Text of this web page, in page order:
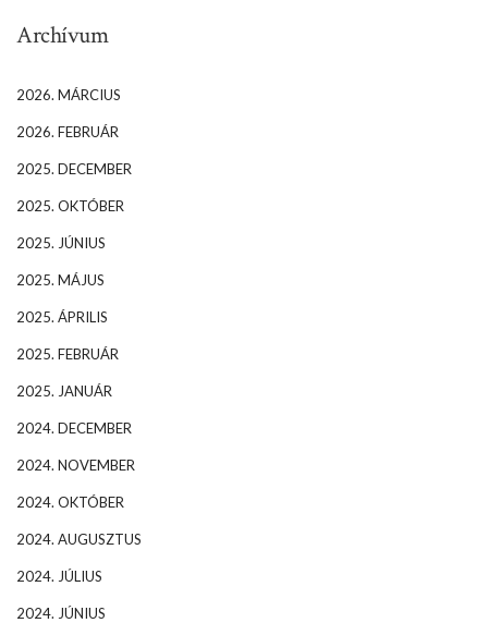
Archívum
2026. MÁRCIUS
2026. FEBRUÁR
2025. DECEMBER
2025. OKTÓBER
2025. JÚNIUS
2025. MÁJUS
2025. ÁPRILIS
2025. FEBRUÁR
2025. JANUÁR
2024. DECEMBER
2024. NOVEMBER
2024. OKTÓBER
2024. AUGUSZTUS
2024. JÚLIUS
2024. JÚNIUS